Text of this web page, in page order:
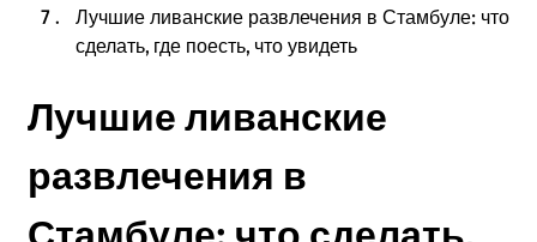
Лучшие ливанские развлечения в Стамбуле: что
сделать, где поесть, что увидеть
Лучшие ливанские
развлечения в